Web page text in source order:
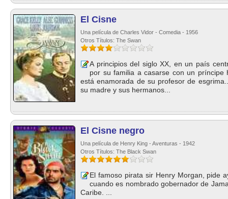
El Cisne
Una película de Charles Vidor - Comedia - 1956
Otros Títulos: The Swan
A principios del siglo XX, en un país
por su familia a casarse con un príncipe
está enamorada de su profesor de
su madre y sus hermanos...
El Cisne negro
Una película de Henry King - Aventuras - 1942
Otros Títulos: The Black Swan
El famoso pirata sir Henry Morgan, pide
cuando es nombrado gobernador de
Caribe. ...